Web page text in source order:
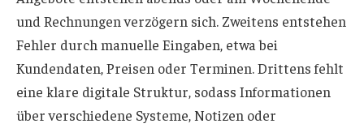
und Rechnungen verzögern sich. Zweitens entstehen
Fehler durch manuelle Eingaben, etwa bei
Kundendaten, Preisen oder Terminen. Drittens fehlt
eine klare digitale Struktur, sodass Informationen
über verschiedene Systeme, Notizen oder